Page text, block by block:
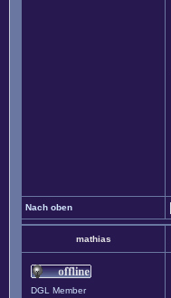
Nach oben
mathias
DGL Member